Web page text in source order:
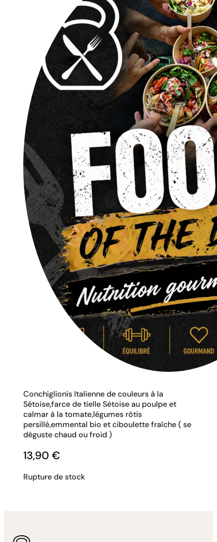
Conchiglionis Italienne de couleurs à la
Sétoise,farce de tielle Sétoise au poulpe et
calmar à la tomate,légumes rôtis
persillé,emmental bio et ciboulette fraîche ( se
déguste chaud ou froid )
13,90 €
Rupture de stock